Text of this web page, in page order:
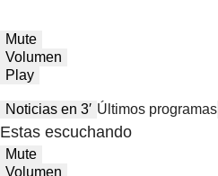
Mute
Volumen
Play
Noticias en 3′ Últimos programas
Estas escuchando
Mute
Volumen